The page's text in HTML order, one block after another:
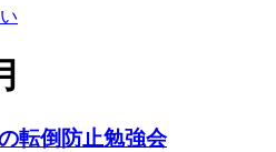
転倒防止勉強会